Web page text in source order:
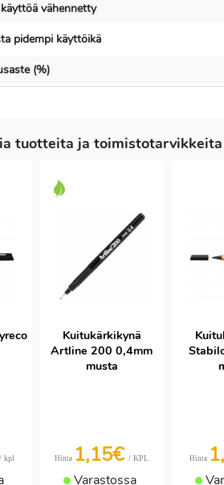
vähennetty
pidempi käyttöikä
(%)
tuotteita ja toimistotarvikkeita
/ kpl
Kuitukärkikynä
Artline 200 0,4mm
musta
Hinta 1,15€/ KPL
Varastossa
Hinta